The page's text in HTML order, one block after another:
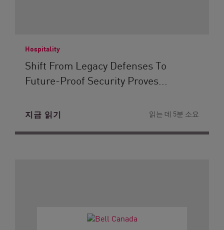
Hospitality
Shift From Legacy Defenses To
Future-Proof Security Proves...
지금 읽기 읽는 데 5분 소요